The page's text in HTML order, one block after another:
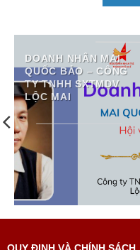
DOANH NHÂN MAI
QUỐC BẢO – CÔNG
TY TNHH SXTMDV
LỘC MAI